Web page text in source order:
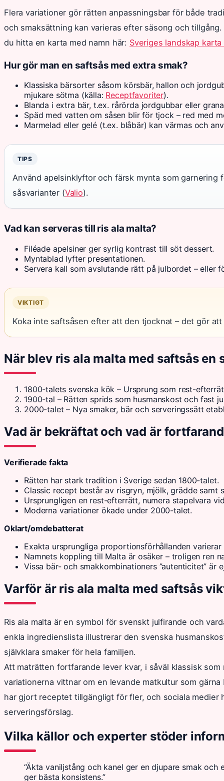
Flera variationer gör rätten anpassningsbar för både
och smaksättning kan varieras efter säsong och
du hitta en karta med namn här: Sveriges landskap
Hur gör man en saftsås med extra smak?
Klassiska bärsorter såsom körsbär, hallon och
mjukare sötma (källa: Receptfavoriter).
Blanda i extra bär, t.ex. rårörda jordgubbar eller
Späd med vatten om såsen blir för tjock – red med
Marmelad eller gelé (t.ex. blåbär) kan värmas och
TIPS
Använd apelsinklyftor och färsk mynta som
såsvarianter (Valio).
Vad kan serveras till ris ala malta?
Filéade apelsiner ger syrlig kontrast till söt dessert.
Myntablad lyfter presentationen.
Servera kall som avslutande rätt på julbordet – eller
VIKTIGT
Koka inte saftsåsen efter att den tjocknat – det gör
När blev ris ala malta med saftsås en
1800-talets svenska kök – Ursprung som rest-
1900-tal – Rätten sprids som husmanskost och fast
2000-talet – Nya smaker, bär och serveringssätt
Vad är bekräftat och vad är
Verifierade fakta
Rätten har stark tradition i Sverige sedan 1800-talet.
Classic recept består av risgryn, mjölk, grädde samt
Ursprungligen en rest-efterrätt, numera stapelvara
Moderna variationer ökade under 2000-talet.
Oklart/omdebatterat
Exakta ursprungliga proportionsförhållanden varierar
Namnets koppling till Malta är osäker – troligen ren
Vissa bär- och smakkombinationers ”autenticitet” är
Varför är ris ala malta med saftsås
Ris ala malta är en symbol för svenskt julfirande och
enkla ingredienslista illustrerar den svenska
självklara smaker för hela familjen.
Att maträtten fortfarande lever kvar, i såväl klassisk
variationerna vittnar om en levande matkultur som
har gjort receptet tillgängligt för fler, och sociala
serveringsförslag.
Vilka källor och experter stöder
“Äkta vaniljstång och kanel ger en djupare smak
ger bästa konsistens.”